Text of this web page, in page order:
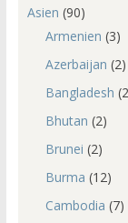
Asien (90)
Armenien (3)
Azerbaijan (2)
Bangladesh
Bhutan (2)
Brunei (2)
Burma (12)
Cambodia (7)